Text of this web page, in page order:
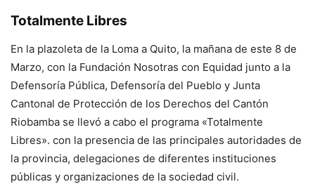
Totalmente Libres
En la plazoleta de la Loma a Quito, la mañana de este 8 de
Marzo, con la Fundación Nosotras con Equidad junto a la
Defensoría Pública, Defensoría del Pueblo y Junta
Cantonal de Protección de los Derechos del Cantón
Riobamba se llevó a cabo el programa «Totalmente
Libres». con la presencia de las principales autoridades de
la provincia, delegaciones de diferentes instituciones
públicas y organizaciones de la sociedad civil.